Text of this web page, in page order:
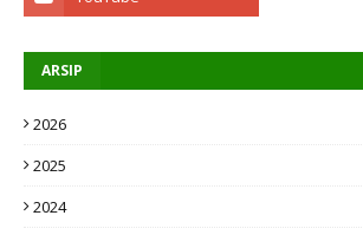
ARSIP
2026
2025
2024